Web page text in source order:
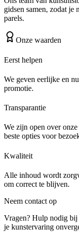
gidsen samen, zodat je
parels.
Onze waarden
Eerst helpen
We geven eerlijke en
promotie.
Transparantie
We zijn open over
beste opties voor
Kwaliteit
Alle inhoud wordt
om correct te blijven.
Neem contact op
Vragen? Hulp nodig bij
je kunstervaring